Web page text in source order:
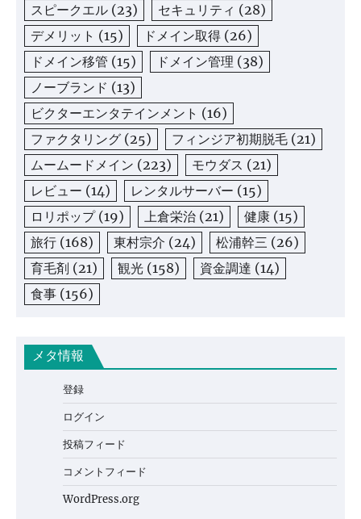
スピークエル (23) セキュリティ (28)
デメリット (15) ドメイン取得 (26)
ドメイン移管 (15) ドメイン管理 (38)
ノーブランド (13)
ビクターエンタテインメント (16)
ファクタリング (25) フィンジア初期脱毛 (21)
ムームードメイン (223) モウダス (21)
レビュー (14) レンタルサーバー (15)
ロリポップ(19) 上倉栄治 (21) 健康 (15)
旅行 (168) 東村宗介 (24) 松浦幹三 (26)
育毛剤 (21) 観光 (158) 資金調達 (14)
食事 (156)
メタ情報
登録
ログイン
投稿フィード
コメントフィード
WordPress.org